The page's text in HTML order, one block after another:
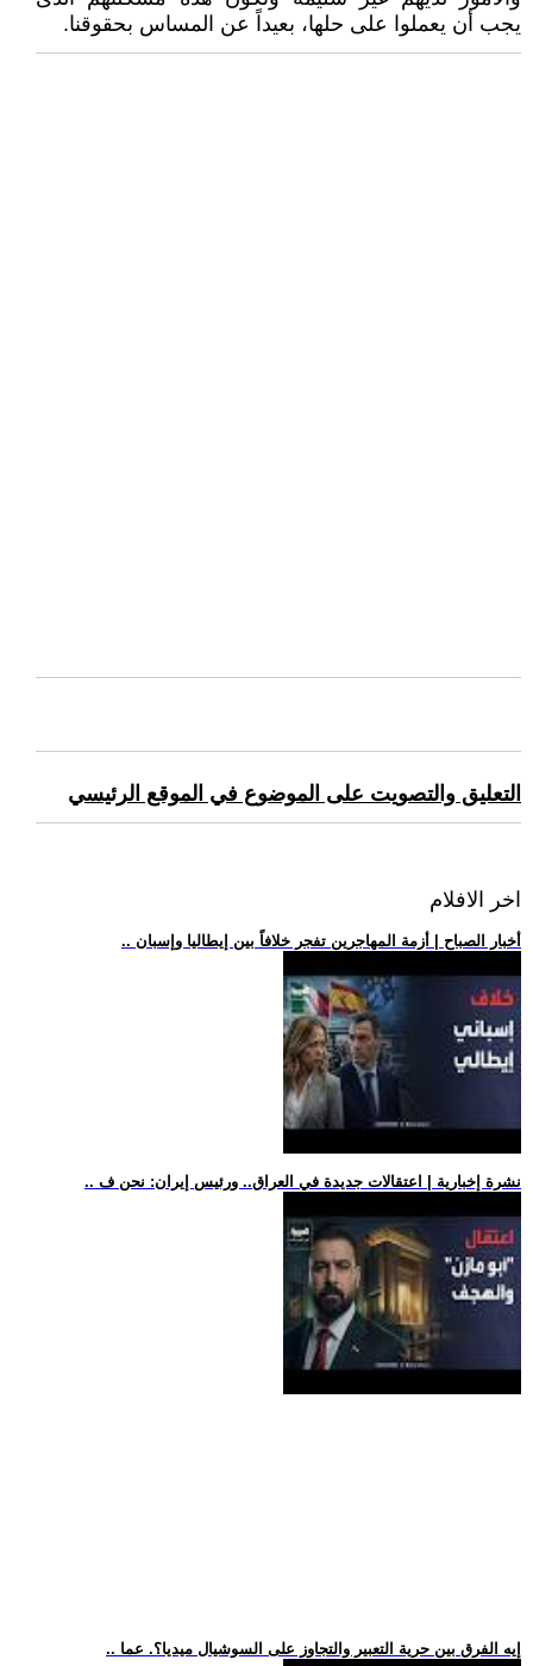
يجب أن يعملوا على حلها، بعيداً عن المساس بحقوقنا.
التعليق والتصويت على الموضوع في الموقع الرئيسي
اخر الافلام
.. أخبار الصباح | أزمة المهاجرين تفجر خلافاً بين إيطاليا وإسبان
.. نشرة إخبارية | اعتقالات جديدة في العراق.. ورئيس إيران: نحن ف
.. إيه الفرق بين حرية التعبير والتجاوز على السوشيال ميديا؟. عما